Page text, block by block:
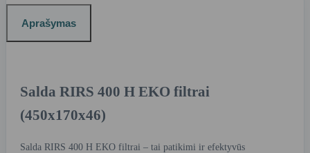
Aprašymas
Salda RIRS 400 H EKO filtrai
(450x170x46)
Salda RIRS 400 H EKO filtrai – tai patikimi ir efektyvūs